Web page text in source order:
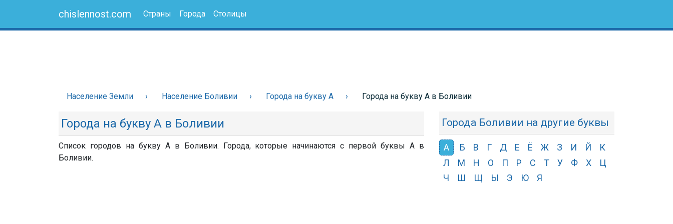
chislennost.com Страны Города Столицы
Население Земли Население Боливии Города на букву А Города на букву А в Боливии
Города на букву А в Боливии
Список городов на букву А в Боливии. Города, которые начинаются с первой буквы А в
Боливии.
Города Боливии на другие буквы
А Б В Г Д Е Ё Ж З И Й
К
Л
М Н О П Р С Т У Ф Х
Ц
Ч
Ш Щ Ы Э Ю Я